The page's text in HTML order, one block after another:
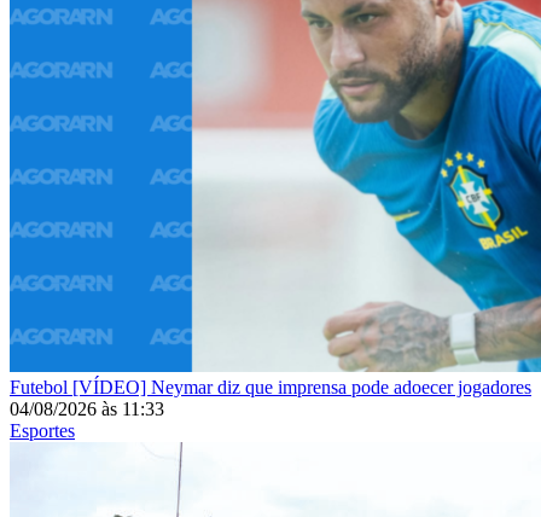
Futebol [VÍDEO] Neymar diz que imprensa pode adoecer jogadores
04/08/2026 às 11:33
Esportes